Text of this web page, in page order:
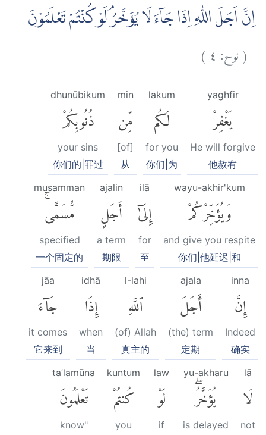
اِنَّ اَجَلَ اللّٰهِ اِذَا جَاۤءَ لَا يُؤَخَّرُۘ لَوْ كُنْتُمْ تَعْلَمُوْنَ
(نوح: ٤)
yaghfir
يَغْفِرْ
He will forgive
他赦宥
lakum
لَكُم
for you
你们|为
min
مِّن
[of]
从
dhunūbikum
ذُنُوبِكُمْ
your sins
你们的|罪过
wayu-akhir'kum
وَيُؤَخِّرْكُمْ
and give you respite
你们|他延迟|和
ilā
إِلَىٰٓ
for
至
ajalin
أَجَلٍ
a term
期限
musamman
مُّسَمًّىۚ
specified
一个固定的
inna
إِنَّ
Indeed
确实
ajala
أَجَلَ
(the) term
定期
l-lahi
ٱللَّهِ
(of) Allah
真主的
idhā
إِذَا
when
当
jāa
جَآءَ
it comes
它来到
lā
لَا
not
yu-akharu
يُؤَخَّرُۖ
is delayed
law
لَوْ
if
kuntum
كُنتُمْ
you
taʿlamūna
تَعْلَمُونَ
know"